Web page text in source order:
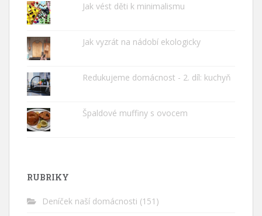
Jak vést děti k minimalismu
Jak vyzrát na nádobí ekologicky
Redukujeme domácnost - 2. díl: kuchyň
Špaldové muffiny s ovocem
RUBRIKY
Deníček naší domácnosti (151)